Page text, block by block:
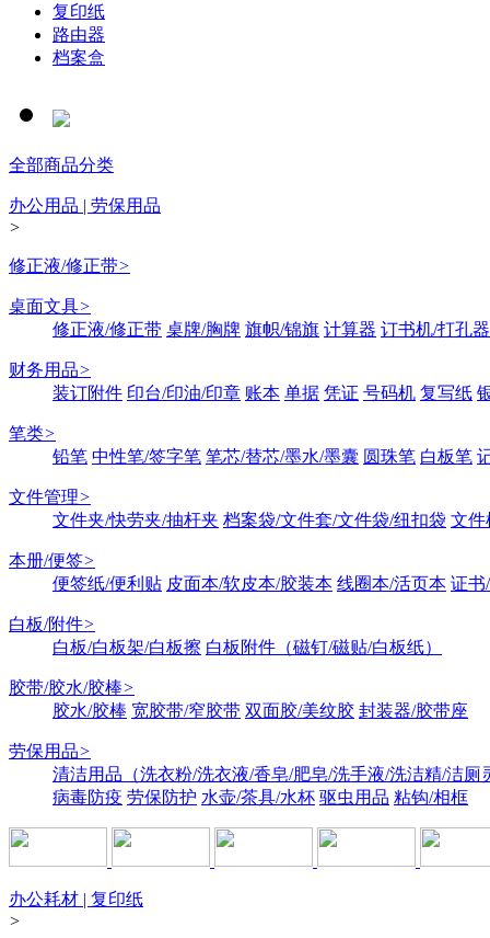
复印纸
路由器
档案盒
全部商品分类
办公用品 | 劳保用品
>
修正液/修正带>
桌面文具>
修正液/修正带 桌牌/胸牌 旗帜/锦旗 计算器 订书机/打孔器
财务用品>
装订附件 印台/印油/印章 账本 单据 凭证 号码机 复写纸
笔类>
铅笔 中性笔/签字笔 笔芯/替芯/墨水/墨囊 圆珠笔 白板笔
文件管理>
文件夹/快劳夹/抽杆夹 档案袋/文件套/文件袋/纽扣袋 文件
本册/便签>
便签纸/便利贴 皮面本/软皮本/胶装本 线圈本/活页本 证书
白板/附件>
白板/白板架/白板擦 白板附件（磁钉/磁贴/白板纸）
胶带/胶水/胶棒>
胶水/胶棒 宽胶带/窄胶带 双面胶/美纹胶 封装器/胶带座
劳保用品>
清洁用品（洗衣粉/洗衣液/香皂/肥皂/洗手液/洗洁精/洁厕
病毒防疫 劳保防护 水壶/茶具/水杯 驱虫用品 粘钩/相框
办公耗材 | 复印纸
>